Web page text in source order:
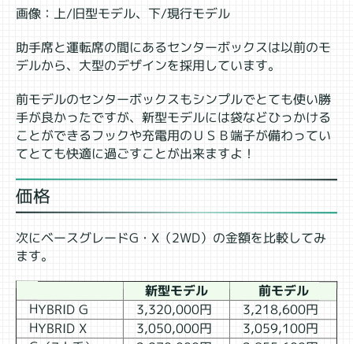
画像：上/旧型モデル、下/現行モデル
助手席と運転席の間にあるセンターボックスは以前のモ
デルから、大型のデザインを採用しています。
前モデルのセンターボックスもシンプルでとても使い勝
手が良かったですが、新型モデルには袋などひっかける
ことができるフックや充電用のＵＳＢ端子が備わってい
てとても快適に過ごすことが出来ますよ！
価格
次にベースグレードG・X（2WD）の金額を比較してみ
ます。
新型モデル 前モデル
HYBRID G 3,320,000円 3,218,600円
HYBRID X 3,050,000円 3,059,100円